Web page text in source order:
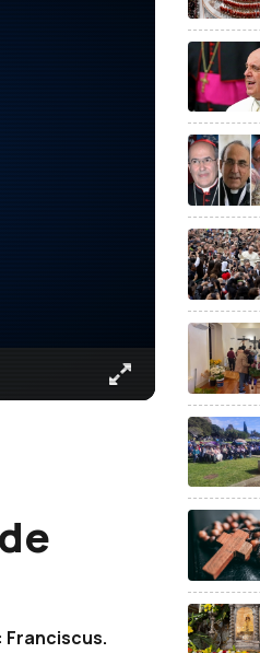
Franciscus.